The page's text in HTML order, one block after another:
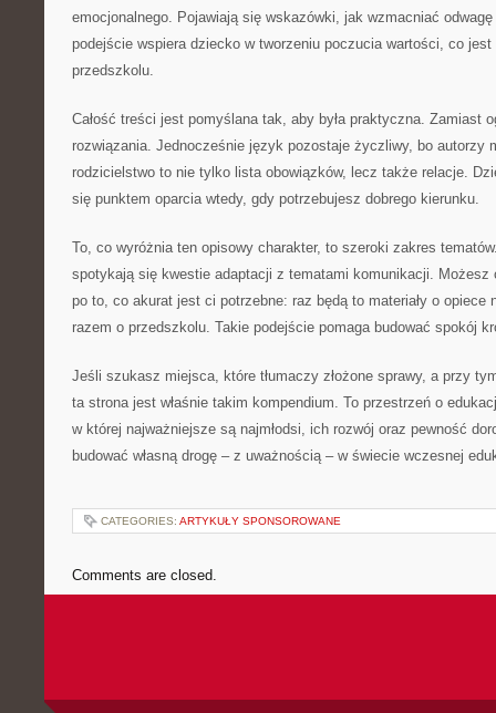
emocjonalnego. Pojawiają się wskazówki, jak wzmacniać
podejście wspiera dziecko w tworzeniu poczucia wartości, co jest
przedszkolu.
Całość treści jest pomyślana tak, aby była praktyczna. Zamiast
rozwiązania. Jednocześnie język pozostaje życzliwy, bo autorzy
rodzicielstwo to nie tylko lista obowiązków, lecz także relacje.
się punktem oparcia wtedy, gdy potrzebujesz dobrego kierunku.
To, co wyróżnia ten opisowy charakter, to szeroki zakres
spotykają się kwestie adaptacji z tematami komunikacji.
po to, co akurat jest ci potrzebne: raz będą to materiały o opiece
razem o przedszkolu. Takie podejście pomaga budować spokój
Jeśli szukasz miejsca, które tłumaczy złożone sprawy, a przy
ta strona jest właśnie takim kompendium. To przestrzeń o
w której najważniejsze są najmłodsi, ich rozwój oraz pewność
budować własną drogę – z uważnością – w świecie wczesnej
CATEGORIES: ARTYKUŁY SPONSOROWANE
Comments are closed.